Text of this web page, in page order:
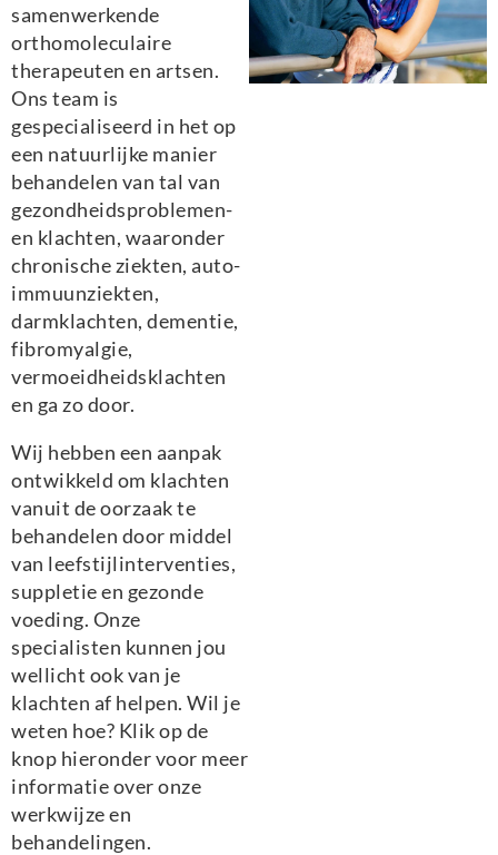
samenwerkende
orthomoleculaire
therapeuten en artsen.
Ons team is
gespecialiseerd in het op
een natuurlijke manier
behandelen van tal van
gezondheidsproblemen-
en klachten, waaronder
chronische ziekten, auto-
immuunziekten,
darmklachten, dementie,
fibromyalgie,
vermoeidheidsklachten
en ga zo door.
Wij hebben een aanpak
ontwikkeld om klachten
vanuit de oorzaak te
behandelen door middel
van leefstijlinterventies,
suppletie en gezonde
voeding. Onze
specialisten kunnen jou
wellicht ook van je
klachten af helpen. Wil je
weten hoe? Klik op de
knop hieronder voor meer
informatie over onze
werkwijze en
behandelingen.